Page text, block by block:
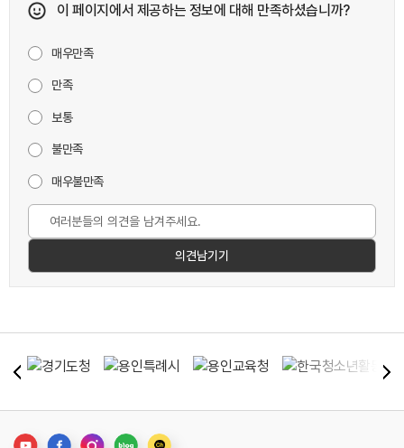
이 페이지에서 제공하는 정보에 대해 만족하셨습니까?
매우만족
만족
보통
불만족
매우불만족